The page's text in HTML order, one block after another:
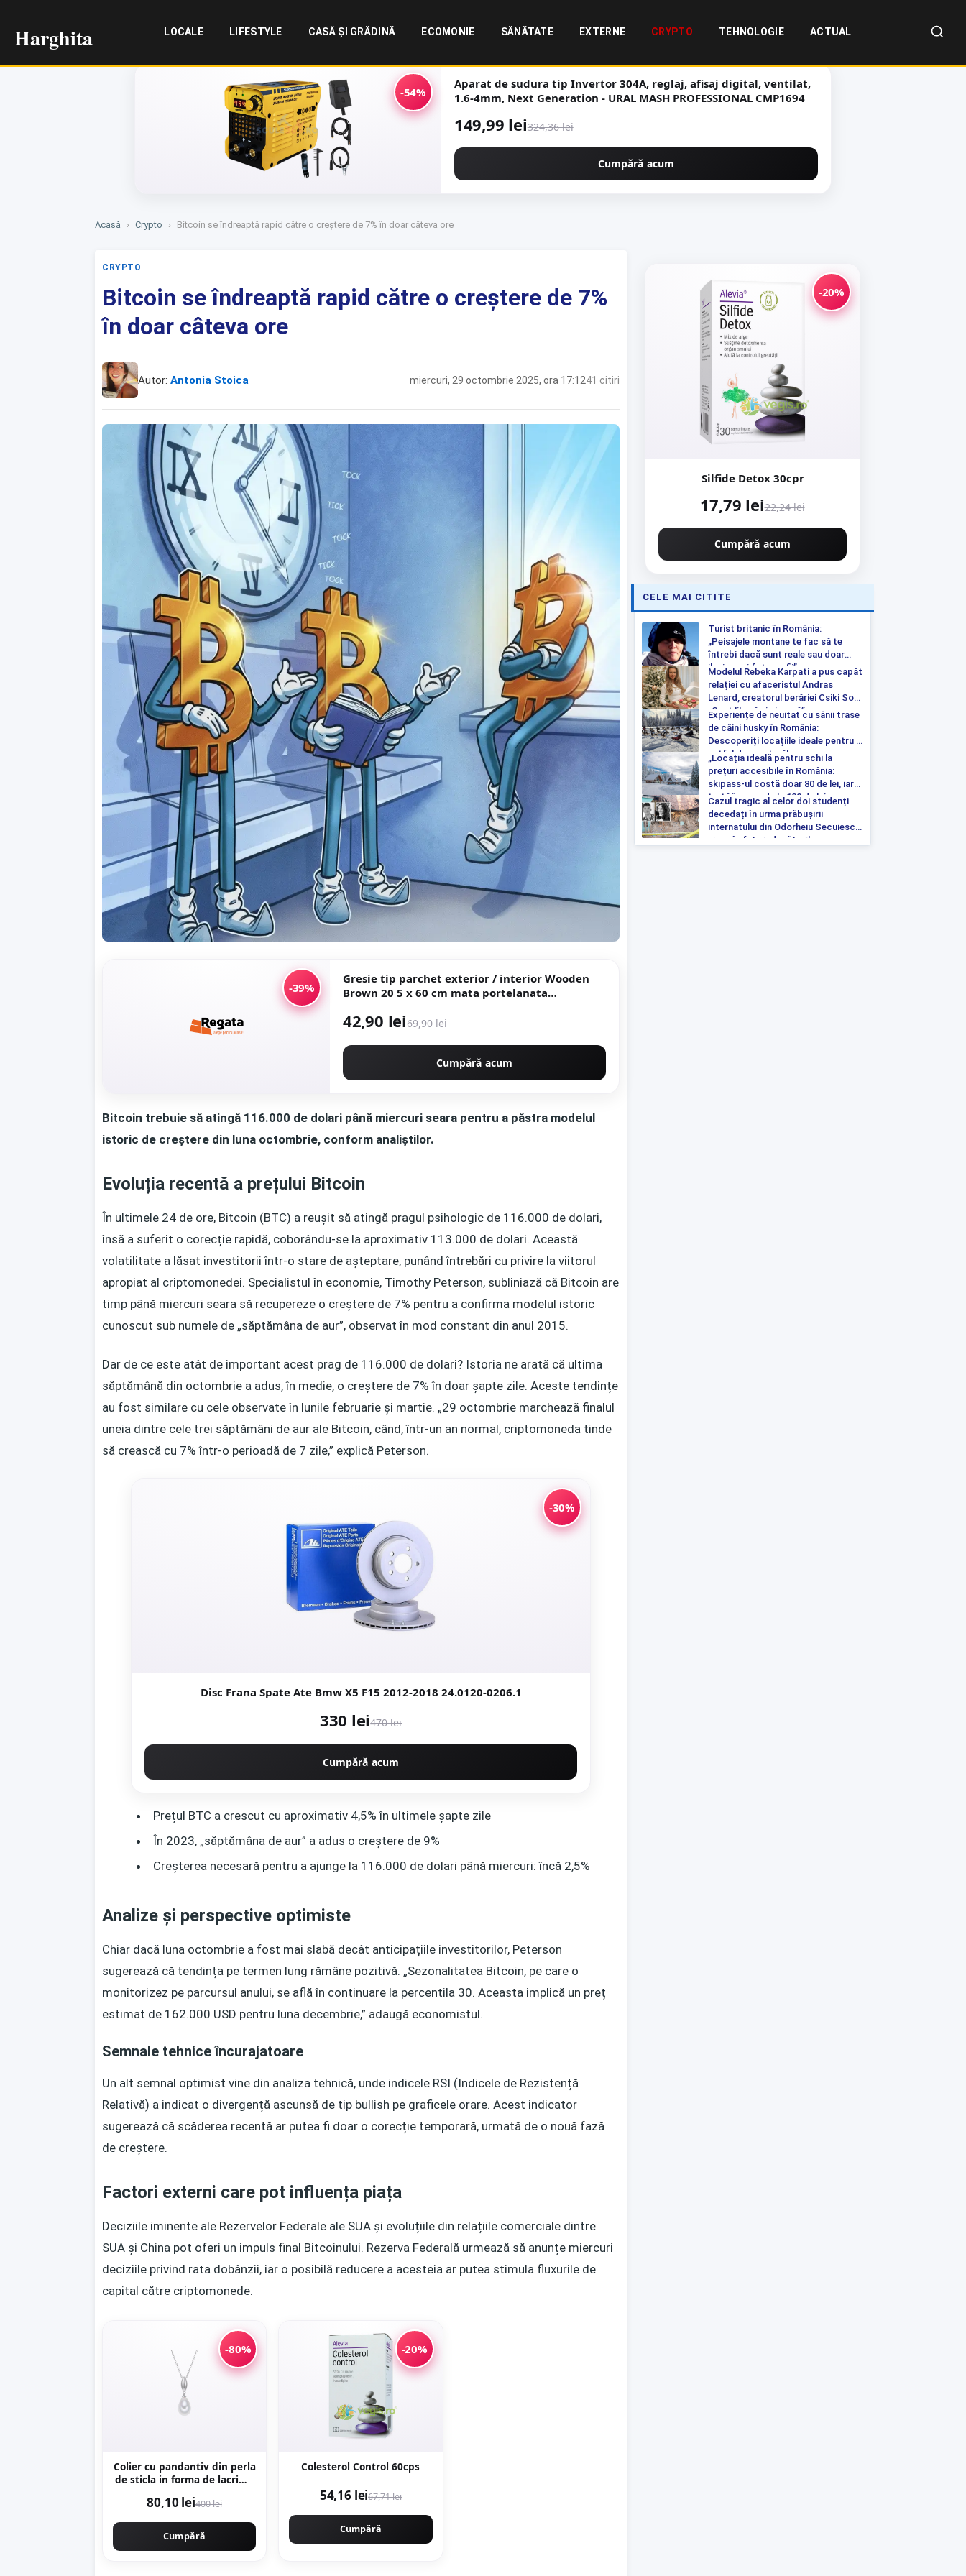
Harghita LOCALE LIFESTYLE CASĂ ȘI GRĂDINĂ ECOMONIE SĂNĂTATE EXTERNE CRYPTO TEHNOLOGIE ACTUAL
-54%
Aparat de sudura tip Invertor 304A, reglaj, afisaj digital, ventilat,
1.6-4mm, Next Generation - URAL MASH PROFESSIONAL CMP1694
149,99 lei324,36 lei
Cumpără acum
Acasă › Crypto › Bitcoin se îndreaptă rapid către o creștere de 7% în doar câteva ore
CRYPTO
Bitcoin se îndreaptă rapid către o creștere de 7%
în doar câteva ore
Autor: Antonia Stoica miercuri, 29 octombrie 2025, ora 17:1241 citiri
-39%
Gresie tip parchet exterior / interior Wooden
Brown 20 5 x 60 cm mata portelanata
42,90 lei69,90 lei
Cumpără acum
Bitcoin trebuie să atingă 116.000 de dolari până miercuri seara pentru a păstra modelul
istoric de creștere din luna octombrie, conform analiștilor.
Evoluția recentă a prețului Bitcoin
În ultimele 24 de ore, Bitcoin (BTC) a reușit să atingă pragul psihologic de 116.000 de dolari,
însă a suferit o corecție rapidă, coborându-se la aproximativ 113.000 de dolari. Această
volatilitate a lăsat investitorii într-o stare de așteptare, punând întrebări cu privire la viitorul
apropiat al criptomonedei. Specialistul în economie, Timothy Peterson, subliniază că Bitcoin are
timp până miercuri seara să recupereze o creștere de 7% pentru a confirma modelul istoric
cunoscut sub numele de „săptămâna de aur”, observat în mod constant din anul 2015.
Dar de ce este atât de important acest prag de 116.000 de dolari? Istoria ne arată că ultima
săptămână din octombrie a adus, în medie, o creștere de 7% în doar șapte zile. Aceste tendințe
au fost similare cu cele observate în lunile februarie și martie. „29 octombrie marchează finalul
uneia dintre cele trei săptămâni de aur ale Bitcoin, când, într-un an normal, criptomoneda tinde
să crească cu 7% într-o perioadă de 7 zile,” explică Peterson.
-30%
Disc Frana Spate Ate Bmw X5 F15 2012-2018 24.0120-0206.1
330 lei470 lei
Cumpără acum
Prețul BTC a crescut cu aproximativ 4,5% în ultimele șapte zile
În 2023, „săptămâna de aur” a adus o creștere de 9%
Creșterea necesară pentru a ajunge la 116.000 de dolari până miercuri: încă 2,5%
Analize și perspective optimiste
Chiar dacă luna octombrie a fost mai slabă decât anticipațiile investitorilor, Peterson
sugerează că tendința pe termen lung rămâne pozitivă. „Sezonalitatea Bitcoin, pe care o
monitorizez pe parcursul anului, se află în continuare la percentila 30. Aceasta implică un preț
estimat de 162.000 USD pentru luna decembrie,” adaugă economistul.
Semnale tehnice încurajatoare
Un alt semnal optimist vine din analiza tehnică, unde indicele RSI (Indicele de Rezistență
Relativă) a indicat o divergență ascunsă de tip bullish pe graficele orare. Acest indicator
sugerează că scăderea recentă ar putea fi doar o corecție temporară, urmată de o nouă fază
de creștere.
Factori externi care pot influența piața
Deciziile iminente ale Rezervelor Federale ale SUA și evoluțiile din relațiile comerciale dintre
SUA și China pot oferi un impuls final Bitcoinului. Rezerva Federală urmează să anunțe miercuri
deciziile privind rata dobânzii, iar o posibilă reducere a acesteia ar putea stimula fluxurile de
capital către criptomonede.
-80%
Colier cu pandantiv din perla
de sticla in forma de lacrima
80,10 lei400 lei
Cumpără
-20%
Colesterol Control 60cps
54,16 lei67,71 lei
Cumpără
-20%
Silfide Detox 30cpr
17,79 lei22,24 lei
Cumpără acum
CELE MAI CITITE
Turist britanic în România:
„Peisajele montane te fac să te
întrebi dacă sunt reale sau doar
iluzia unei fotografii”
Modelul Rebeka Karpati a pus capăt
relației cu afaceristul Andras
Lenard, creatorul berăriei Csiki Sor:
„Sunt liberă și singură”
Experiențe de neuitat cu sănii trase
de câini husky în România:
Descoperiți locațiile ideale pentru o
astfel de aventură!
„Locația ideală pentru schi la
prețuri accesibile în România:
skipass-ul costă doar 80 de lei, iar
tartă începe de la 100 de lei pe
noapte”
Cazul tragic al celor doi studenți
decedați în urma prăbușirii
internatului din Odorheiu Secuiesc a
ajuns în fața judecătorilor